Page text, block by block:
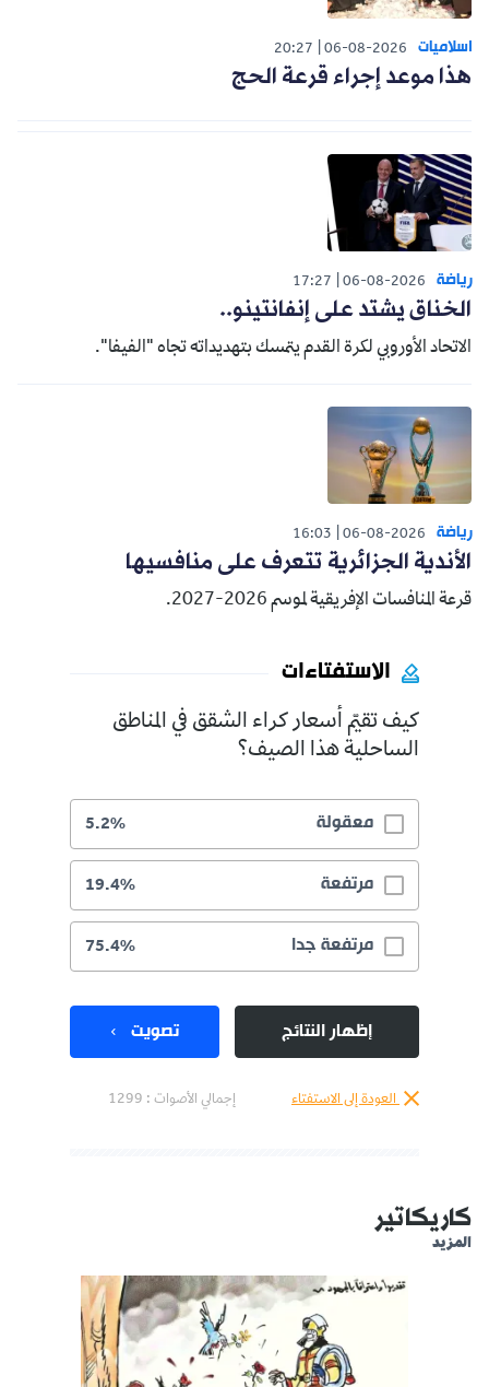
اسلاميات 06-08-2026
20:27
هذا موعد إجراء قرعة الحج
رياضة 06-08-2026
17:27
الخناق يشتد على إنفانتينو..
الاتحاد الأوروبي لكرة القدم يتمسك بتهديداته تجاه "الفيفا".
رياضة 06-08-2026
16:03
الأندية الجزائرية تتعرف على منافسيها
قرعة المنافسات الإفريقية لموسم 2026-2027.
الاستفتاءات
كيف تقيّم أسعار كراء الشقق في المناطق
الساحلية هذا الصيف؟
معقولة 5.2%
مرتفعة 19.4%
مرتفعة جدا 75.4%
إظهار النتائج تصويت
العودة إلى الاستفتاء إجمالي الأصوات : 1299
كاريكاتير
المزيد